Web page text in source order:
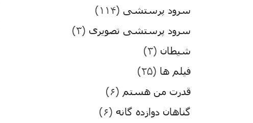
سرود پرستشی (۱۱۴)
سرود پرستشی تصویری (۳)
شیطان (۳)
فیلم ها (۲۵)
قدرت من هستم (۶)
گناهان دوازده گانه (۶)